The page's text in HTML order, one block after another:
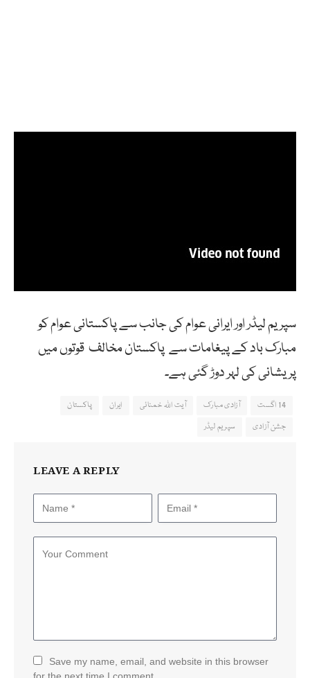
سپریم لیڈر اور ایرانی عوام کی جانب سے پاکستانی عوام کو
مبارک باد کے پیغامات سے پاکستان مخالف قوتوں میں
پریشانی کی لہر دوڑ گئی ہے۔
14 اگست آزادی مبارک آیت اللہ خمنائی ایران
پاکستان
جشن آزادی
سپریم لیڈر
LEAVE A REPLY
Save my name, email, and website in this browser
for the next time I comment.